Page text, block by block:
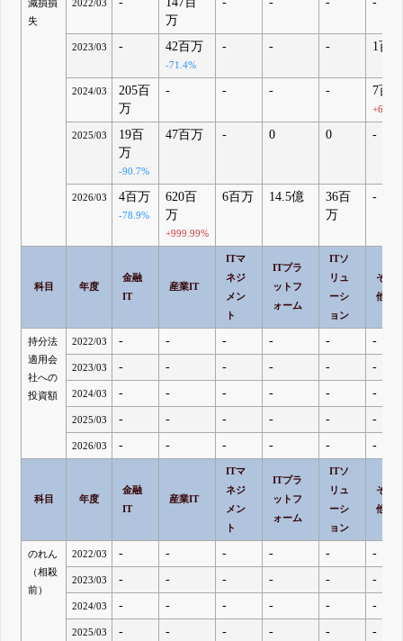
減損損
失
2022/03
万
2023/03 - 42百万
-71.4%
- - - 1百
2024/03
205百
万
- - - - 7百
+600%
2025/03
19百
万
-90.7%
47百万 - 0 0 -
2026/03 4百万
-78.9%
620百
万
+999.99%
6百万 14.5億
36百
万
-
科目 年度
金融
IT
産業IT
ITマ
ネジ
メン
ト
ITプラ
ットフ
ォーム
ITソ
リュ
ーシ
ョン
その
他
持分法
適用会
社への
投資額
2022/03 - - - - - -
2023/03 - - - - - -
2024/03 - - - - - -
2025/03 - - - - - -
2026/03 - - - - - -
科目 年度
金融
IT
産業IT
ITマ
ネジ
メン
ト
ITプラ
ットフ
ォーム
ITソ
リュ
ーシ
ョン
その
他
のれん
（相殺
前）
2022/03 - - - - - -
2023/03 - - - - - -
2024/03 - - - - - -
2025/03 - - - - - -